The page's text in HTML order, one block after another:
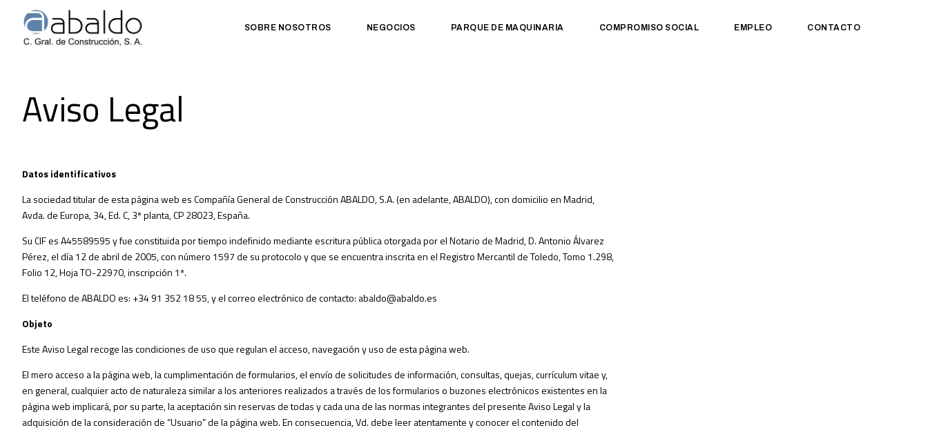
SOBRE NOSOTROS NEGOCIOS PARQUE DE MAQUINARIA COMPROMISO SOCIAL EMPLEO CONTACTO
Aviso Legal
Datos identificativos
La sociedad titular de esta página web es Compañía General de Construcción ABALDO, S.A. (en adelante, ABALDO), con domicilio en Madrid,
Avda. de Europa, 34, Ed. C, 3ª planta, CP 28023, España.
Su CIF es A45589595 y fue constituida por tiempo indefinido mediante escritura pública otorgada por el Notario de Madrid, D. Antonio Álvarez
Pérez, el día 12 de abril de 2005, con número 1597 de su protocolo y que se encuentra inscrita en el Registro Mercantil de Toledo, Tomo 1.298,
Folio 12, Hoja TO-22970, inscripción 1ª.
El teléfono de ABALDO es: +34 91 352 18 55, y el correo electrónico de contacto: abaldo@abaldo.es
Objeto
Este Aviso Legal recoge las condiciones de uso que regulan el acceso, navegación y uso de esta página web.
El mero acceso a la página web, la cumplimentación de formularios, el envío de solicitudes de información, consultas, quejas, currículum vitae y,
en general, cualquier acto de naturaleza similar a los anteriores realizados a través de los formularios o buzones electrónicos existentes en la
página web implicará, por su parte, la aceptación sin reservas de todas y cada una de las normas integrantes del presente Aviso Legal y la
adquisición de la consideración de “Usuario” de la página web. En consecuencia, Vd. debe leer atentamente y conocer el contenido del